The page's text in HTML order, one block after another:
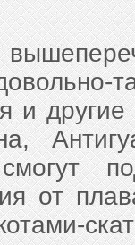
и
от